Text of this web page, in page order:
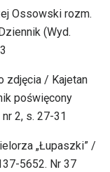
Ossowski rozm.
(Wyd.
zdjęcia / Kajetan
poświęcony
2, s. 27-31
„Łupaszki” /
5652. Nr 37